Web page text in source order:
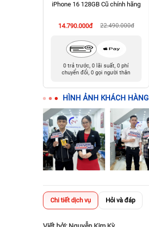
iPhone 16 128GB Cũ chính hãng
14.790.000đ 22.490.000đ
0 trả trước, 0 lãi suất, 0 phí
chuyển đổi, 0 gọi người thân
HÌNH ẢNH KHÁCH HÀNG
Chi tiết dịch vụ Hỏi và đáp